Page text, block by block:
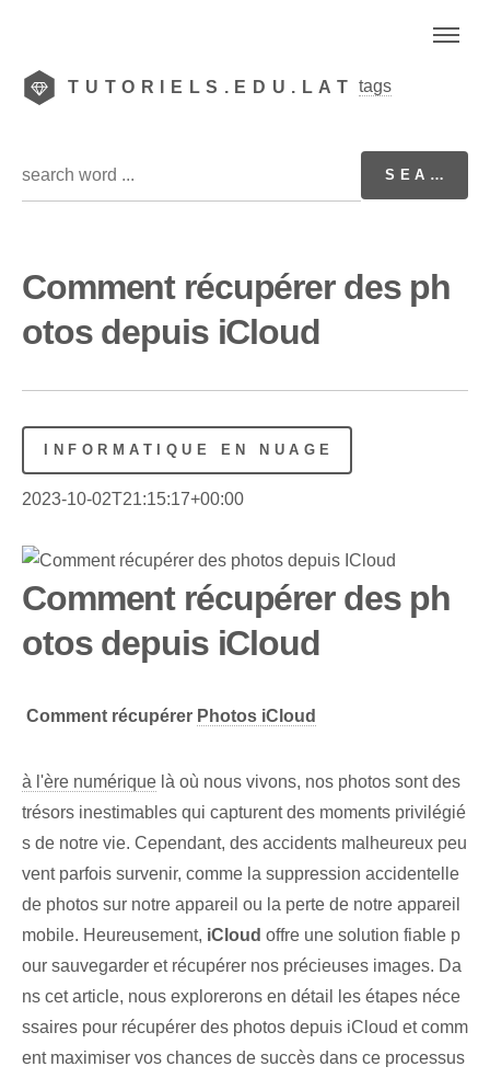
TUTORIELS.EDU.LAT tags
Comment récupérer des ph
otos depuis iCloud
INFORMATIQUE EN NUAGE
2023-10-02T21:15:17+00:00
Comment récupérer des ph
otos depuis iCloud
Comment récupérer Photos iCloud
à l'ère numérique là où nous vivons, nos photos sont des
trésors inestimables qui capturent des moments privilégié
s de notre vie. Cependant, des accidents malheureux peu
vent parfois survenir, comme la suppression accidentelle
de photos sur notre appareil ou la perte de notre appareil
mobile. Heureusement, iCloud offre une solution fiable p
our sauvegarder et récupérer nos précieuses images. Da
ns cet article, nous explorerons en détail les étapes néce
ssaires pour récupérer des photos depuis iCloud et comm
ent maximiser vos chances de succès dans ce processus